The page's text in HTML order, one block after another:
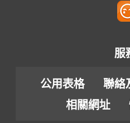
服
公用表格 聯絡
相關網址